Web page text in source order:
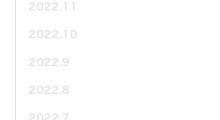
2022.11
2022.10
2022.9
2022.8
2022.7